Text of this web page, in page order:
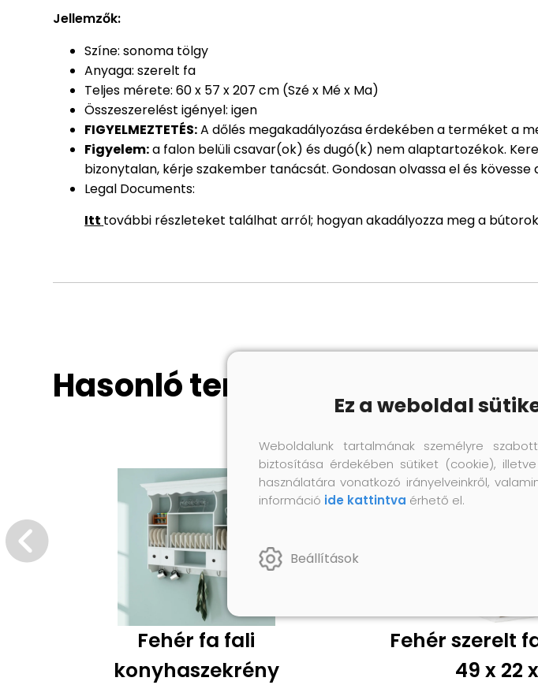
Jellemzők:
Színe: sonoma tölgy
Anyaga: szerelt fa
Teljes mérete: 60 x 57 x 207 cm (Szé x Mé x Ma)
Összeszerelést igényel: igen
FIGYELMEZTETÉS:A dőlés megakadályozása érdekében a terméket a
Figyelem:a falon belüli csavar(ok) és dugó(k) nem alaptartozékok.
bizonytalan, kérje szakember tanácsát. Gondosan olvassa el és
Legal Documents:
Itt további részleteket találhat arról; hogyan akadályozza meg a
Hasonló termékek
Fehér fa fali
konyhaszekrény
Fehér szerelt
49 x 22
Ez a weboldal
Weboldalunk tartalmának személyre
biztosítása érdekében sütiket (cookie),
használatára vonatkozó irányelveinkről,
információ ide kattintva érhető el.
Beállítások